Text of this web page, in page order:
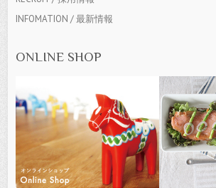
INFOMATION / 最新情報
ONLINE SHOP